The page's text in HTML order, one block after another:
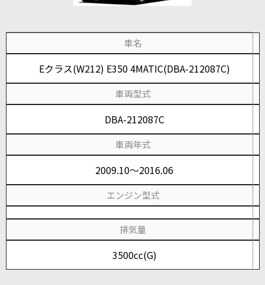
車名
Eクラス(W212) E350 4MATIC(DBA-212087C)
車両型式
DBA-212087C
車両年式
2009.10～2016.06
エンジン型式
排気量
3500cc(G)